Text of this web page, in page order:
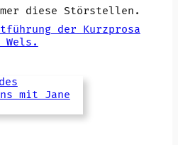
diese Störstellen.
der Kurzprosa
Wels.